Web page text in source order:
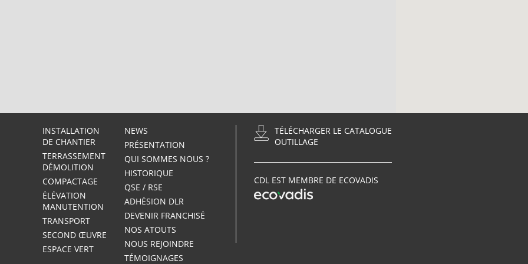
INSTALLATION
DE CHANTIER
TERRASSEMENT
DÉMOLITION
COMPACTAGE
ÉLÉVATION
MANUTENTION
TRANSPORT
SECOND ŒUVRE
ESPACE VERT
NEWS
PRÉSENTATION
QUI SOMMES NOUS ?
HISTORIQUE
QSE / RSE
ADHÉSION DLR
DEVENIR FRANCHISÉ
NOS ATOUTS
NOUS REJOINDRE
TÉMOIGNAGES
TÉLÉCHARGER LE CATALOGUE
OUTILLAGE
CDL EST MEMBRE DE ECOVADIS